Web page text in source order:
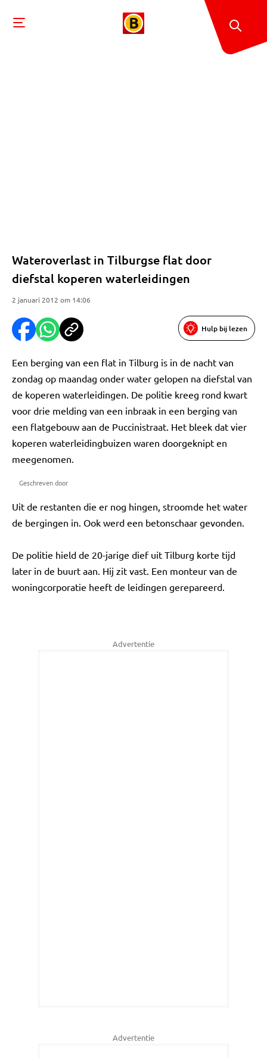
Wateroverlast in Tilburgse flat door
diefstal koperen waterleidingen
2 januari 2012 om 14:06
Hulp bij lezen
Een berging van een flat in Tilburg is in de nacht van
zondag op maandag onder water gelopen na diefstal van
de koperen waterleidingen. De politie kreeg rond kwart
voor drie melding van een inbraak in een berging van
een flatgebouw aan de Puccinistraat. Het bleek dat vier
koperen waterleidingbuizen waren doorgeknipt en
meegenomen.
Geschreven door
Uit de restanten die er nog hingen, stroomde het water
de bergingen in. Ook werd een betonschaar gevonden.
De politie hield de 20-jarige dief uit Tilburg korte tijd
later in de buurt aan. Hij zit vast. Een monteur van de
woningcorporatie heeft de leidingen gerepareerd.
Advertentie
Advertentie